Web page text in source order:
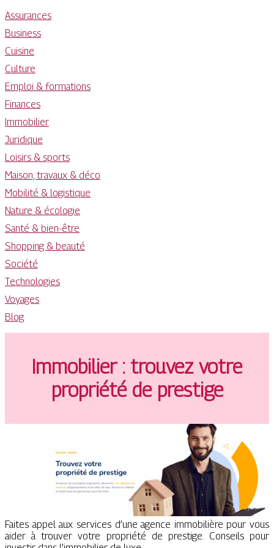
Assurances
Business
Cuisine
Culture
Emploi & formations
Finances
Immobilier
Juridique
Loisirs & sports
Maison, travaux & déco
Mobilité & logistique
Nature & écologie
Santé & bien-être
Shopping & beauté
Société
Technologies
Voyages
Blog
Immobilier : trouvez votre
propriété de prestige
Faites appel aux services d’une agence immobilière pour vous
aider à trouver votre propriété de prestige. Conseils pour